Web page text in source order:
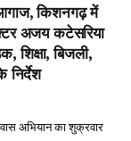
किशनगढ़ में
अजय कटेसरिया
शिक्षा, बिजली,
निर्देश
अभियान का शुक्रवार